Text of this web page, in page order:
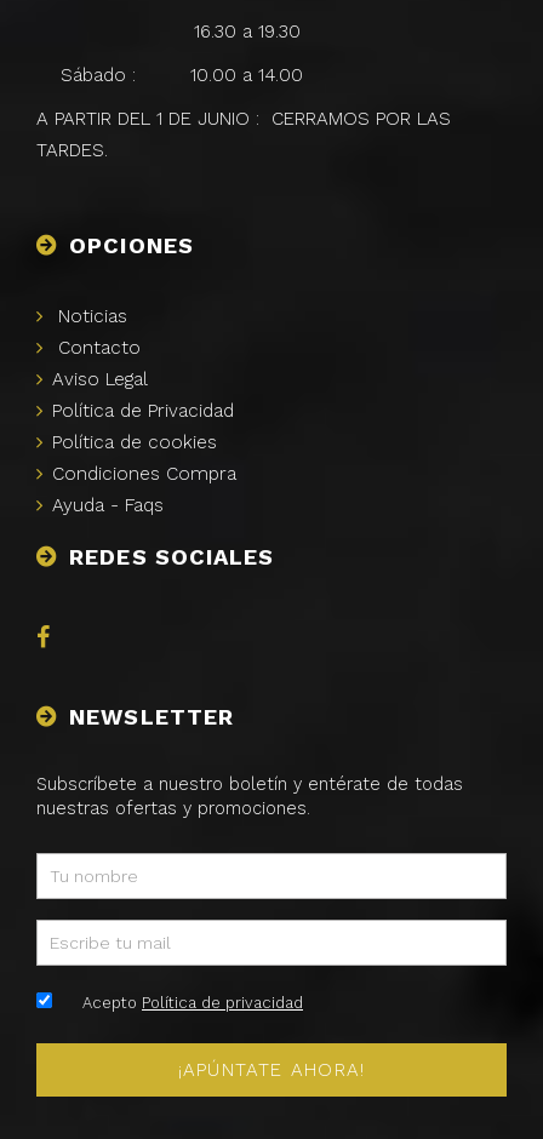
16.30 a 19.30
Sábado : 10.00 a 14.00
A PARTIR DEL 1 DE JUNIO : CERRAMOS POR LAS
TARDES.
OPCIONES
Noticias
Contacto
Aviso Legal
Polí­tica de Privacidad
Polí­tica de cookies
Condiciones Compra
Ayuda - Faqs
REDES SOCIALES
NEWSLETTER
Subscríbete a nuestro boletín y entérate de todas
nuestras ofertas y promociones.
Acepto Política de privacidad
¡APÚNTATE AHORA!